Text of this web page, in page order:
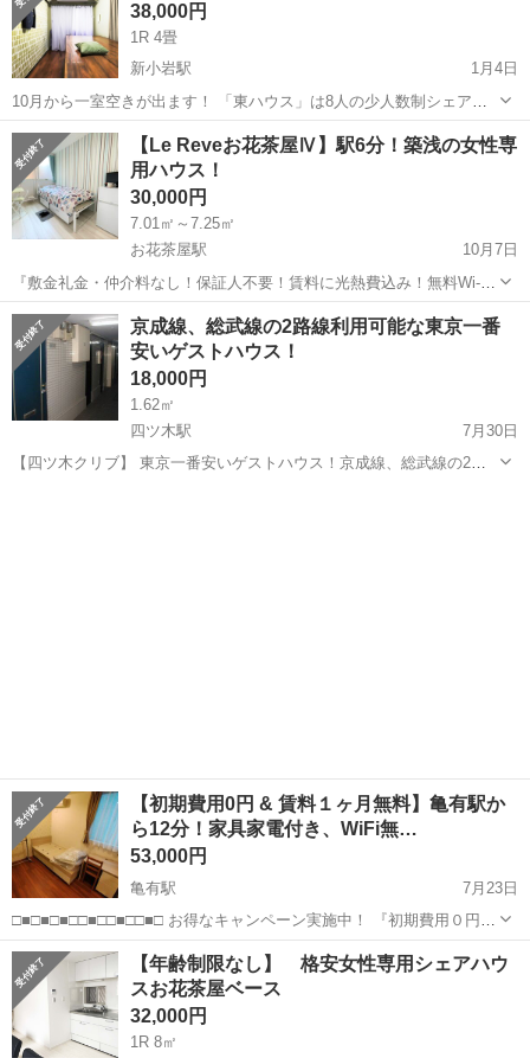
38,000円
1R 4畳
新小岩駅
1月4日
10月から一室空きが出ます！ 「東ハウス」は8人の少人数制シェアハ
ウスで閑静な住宅街にあります JR総武線新小岩駅徒歩3分の一戸建て
に住んでみませんか？ 東ハウスの入居を迷っている方へ 東ハウスは駅
徒歩3分！...
東京 葛飾区 シェアハウス
【Le Reveお花茶屋Ⅳ】駅6分！築浅の女性専
用ハウス！
30,000円
7.01㎡～7.25㎡
お花茶屋駅
10月7日
『敷金礼金・仲介料なし！保証人不要！賃料に光熱費込み！無料Wi-Fi
あり！』 ”お問い合わせ”はこちらをクリック➡➡➡http://www.create-
gh.jp/contact-houselist/?house_i...
東京 葛飾区 お花茶屋駅 シェアハウス 無料
京成線、総武線の2路線利用可能な東京一番
安いゲストハウス！
18,000円
1.62㎡
四ツ木駅
7月30日
【四ツ木クリブ】 東京一番安いゲストハウス！京成線、総武線の2路
【初期費用0円 & 賃料１ヶ月無料】亀有駅か
ら12分！家具家電付き、WiFi無…
53,000円
亀有駅
7月23日
□■□■□■□□■□□■□□■□ お得なキャンペーン実施中！ 『初期費用０円』
&『賃料１か月無料』 （※条件：3か月以上の入居）
□■□■□■□□■□□■□□■□ 東京都内に、『家具家電付き』『WiFi無料』
『...
東京 葛飾区 亀有駅 シェアハウス 無料
【年齢制限なし】 格安女性専用シェアハウ
スお花茶屋ベース
32,000円
1R 8㎡